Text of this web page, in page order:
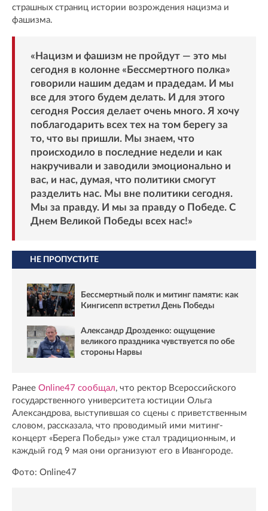
страшных страниц истории возрождения нацизма и
фашизма.
«Нацизм и фашизм не пройдут — это мы
сегодня в колонне «Бессмертного полка»
говорили нашим дедам и прадедам. И мы
все для этого будем делать. И для этого
сегодня Россия делает очень много. Я хочу
поблагодарить всех тех на том берегу за
то, что вы пришли. Мы знаем, что
происходило в последние недели и как
накручивали и заводили эмоционально и
вас, и нас, думая, что политики смогут
разделить нас. Мы вне политики сегодня.
Мы за правду. И мы за правду о Победе. С
Днем Великой Победы всех нас!»
НЕ ПРОПУСТИТЕ
Бессмертный полк и митинг памяти: как
Кингисепп встретил День Победы
Александр Дрозденко: ощущение
великого праздника чувствуется по обе
стороны Нарвы
Ранее Online47 сообщал, что ректор Всероссийского
государственного университета юстиции Ольга
Александрова, выступившая со сцены с приветственным
словом, рассказала, что проводимый ими митинг-
концерт «Берега Победы» уже стал традиционным, и
каждый год 9 мая они организуют его в Ивангороде.
Фото: Online47